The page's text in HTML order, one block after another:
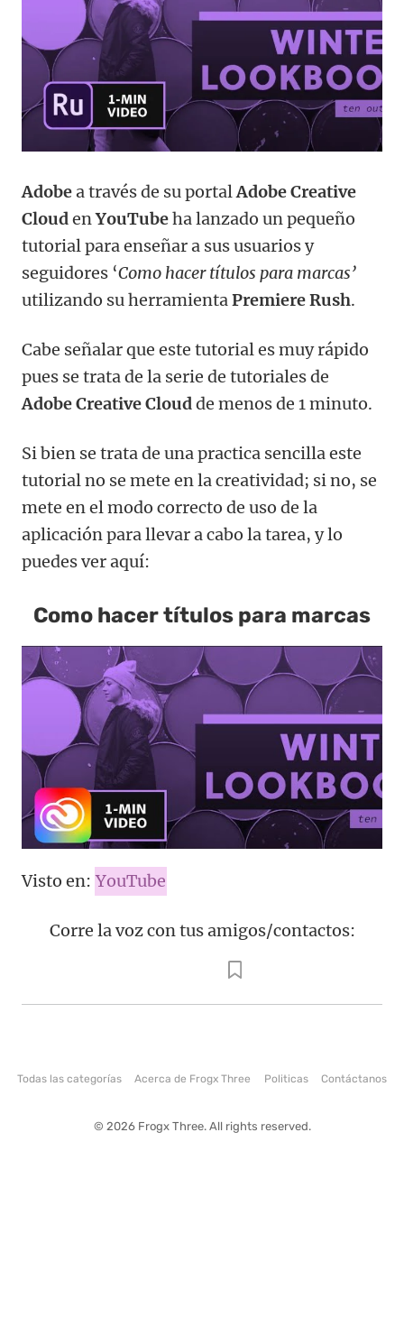
Adobea través de su portalAdobe Creative
CloudenYouTubeha lanzado un pequeño
tutorial para enseñar a sus usuarios y
seguidores ‘Como hacer títulos para marcas’
utilizando su herramientaPremiere Rush.
Cabe señalar que este tutorial es muy rápido
pues se trata de la serie de tutoriales de
Adobe Creative Cloudde menos de 1 minuto.
Si bien se trata de una practica sencilla este
tutorial no se mete en la creatividad; si no, se
mete en el modo correcto de uso de la
aplicación para llevar a cabo la tarea, y lo
puedes ver aquí:
Como hacer títulos para marcas
Visto en: YouTube
Corre la voz con tus amigos/contactos:
Todas las categorías Acerca de Frogx Three Politicas Contáctanos
© 2026 Frogx Three. All rights reserved.